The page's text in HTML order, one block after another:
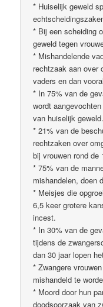
* Huiselijk geweld
* Bij een scheiding
geweld tegen
* Mishandelende
rechtzaak aan over
vaders en dan
* In 75% van de
wordt
van huiselijk geweld.
* 21% van de
rechtzaken over
bij vrouwen rond de
* 75% van de
mishandelen, doen
* Meisjes die
6,5 keer grotere
incest.
* In 30% van de
tijdens de
dan 30 jaar lopen
* Zwangere
mishandeld te
* Moord door hun
doodsoorzaak van